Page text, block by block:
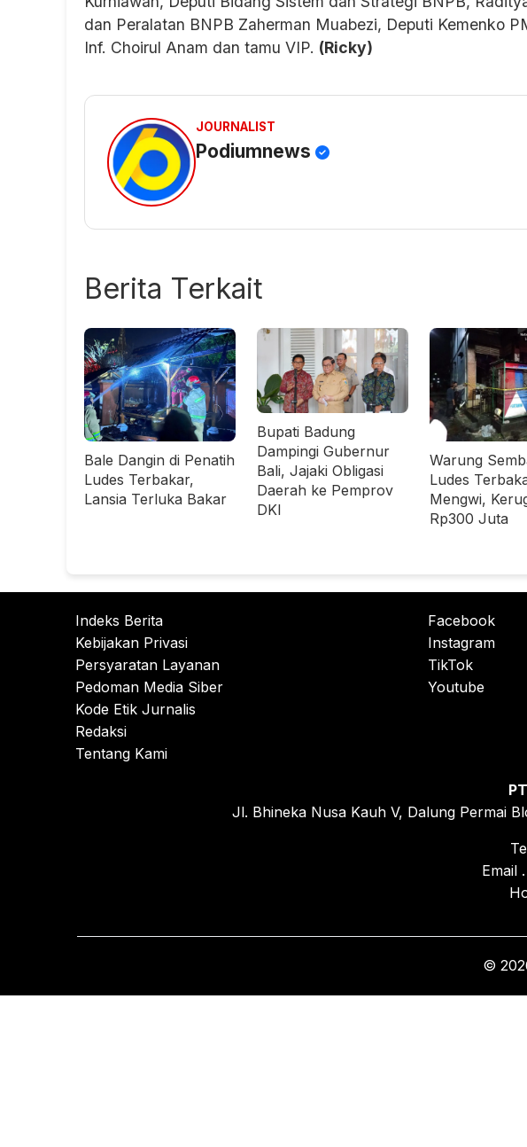
dan Peralatan BNPB Zaherman Muabezi, Deputi Kemenko
Inf. Choirul Anam dan tamu VIP. (Ricky)
JOURNALIST
Podiumnews
Berita Terkait
Bale Dangin di Penatih
Ludes Terbakar,
Lansia Terluka Bakar
Bupati Badung
Dampingi Gubernur
Bali, Jajaki Obligasi
Daerah ke Pemprov
DKI
Warung
Ludes
Mengwi,
Rp300 Juta
Indeks Berita
Kebijakan Privasi
Persyaratan Layanan
Pedoman Media Siber
Kode Etik Jurnalis
Redaksi
Tentang Kami
Facebook
Instagram
TikTok
Youtube
Jl. Bhineka Nusa Kauh V, Dalung Permai
Email
©